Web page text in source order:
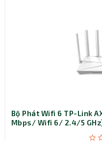
Bộ Phát Wifi 6 TP-Link
Mbps/ Wifi 6/ 2.4/5